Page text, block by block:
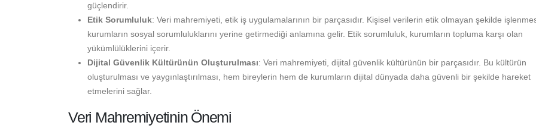
güçlendirir.
Etik Sorumluluk: Veri mahremiyeti, etik iş uygulamalarının bir parçasıdır. Kişisel verilerin etik olmayan şekilde
kurumların sosyal sorumluluklarını yerine getirmediği anlamına gelir. Etik sorumluluk, kurumların topluma karşı olan
yükümlülüklerini içerir.
Dijital Güvenlik Kültürünün Oluşturulması: Veri mahremiyeti, dijital güvenlik kültürünün bir parçasıdır. Bu kültürün
oluşturulması ve yaygınlaştırılması, hem bireylerin hem de kurumların dijital dünyada daha güvenli bir şekilde hareket
etmelerini sağlar.
Veri Mahremiyetinin Önemi